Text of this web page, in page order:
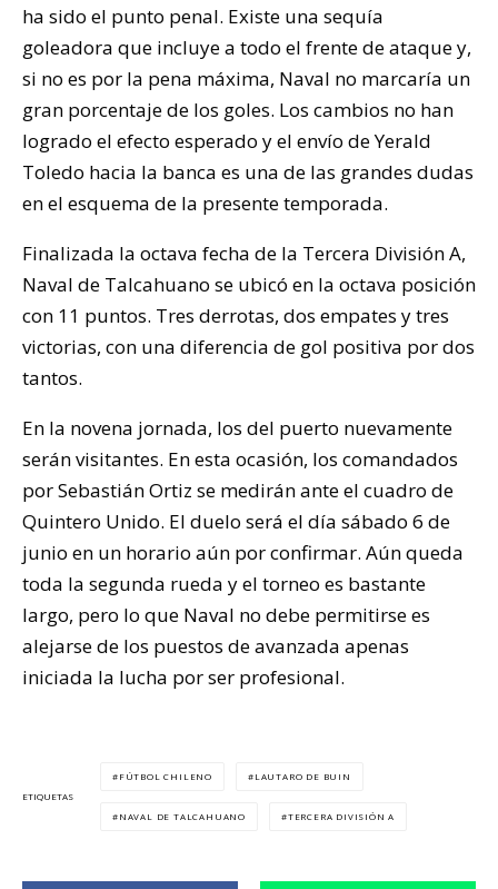
ha sido el punto penal. Existe una sequía
goleadora que incluye a todo el frente de ataque y,
si no es por la pena máxima, Naval no marcaría un
gran porcentaje de los goles. Los cambios no han
logrado el efecto esperado y el envío de Yerald
Toledo hacia la banca es una de las grandes dudas
en el esquema de la presente temporada.
Finalizada la octava fecha de la Tercera División A,
Naval de Talcahuano se ubicó en la octava posición
con 11 puntos. Tres derrotas, dos empates y tres
victorias, con una diferencia de gol positiva por dos
tantos.
En la novena jornada, los del puerto nuevamente
serán visitantes. En esta ocasión, los comandados
por Sebastián Ortiz se medirán ante el cuadro de
Quintero Unido. El duelo será el día sábado 6 de
junio en un horario aún por confirmar. Aún queda
toda la segunda rueda y el torneo es bastante
largo, pero lo que Naval no debe permitirse es
alejarse de los puestos de avanzada apenas
iniciada la lucha por ser profesional.
ETIQUETAS
FÚTBOL CHILENO LAUTARO DE BUIN
NAVAL DE TALCAHUANO TERCERA DIVISIÓN A